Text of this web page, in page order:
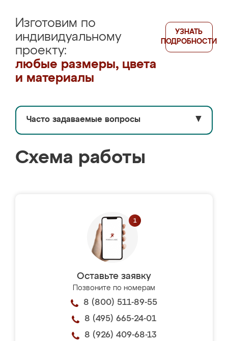
Изготовим по
индивидуальному
проекту:
любые размеры, цвета
и материалы
УЗНАТЬ
ПОДРОБНОСТИ
Часто задаваемые вопросы ▼
Схема работы
Оставьте заявку
Позвоните по номерам
8 (800) 511-89-55
8 (495) 665-24-01
8 (926) 409-68-13